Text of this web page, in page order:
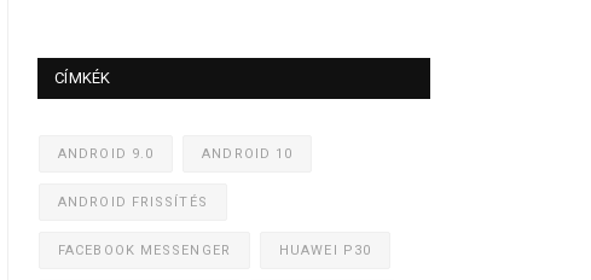
CÍMKÉK
ANDROID 9.0 ANDROID 10
ANDROID FRISSÍTÉS
FACEBOOK MESSENGER HUAWEI P30